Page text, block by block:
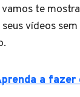
te
vídeos
a